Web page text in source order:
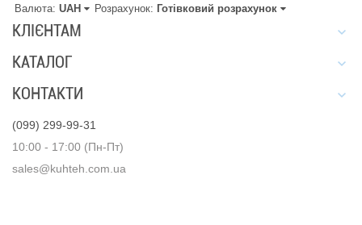
Валюта: UAH Розрахунок: Готівковий розрахунок
КЛІЄНТАМ
КАТАЛОГ
КОНТАКТИ
(099) 299-99-31
10:00 - 17:00 (Пн-Пт)
sales@kuhteh.com.ua